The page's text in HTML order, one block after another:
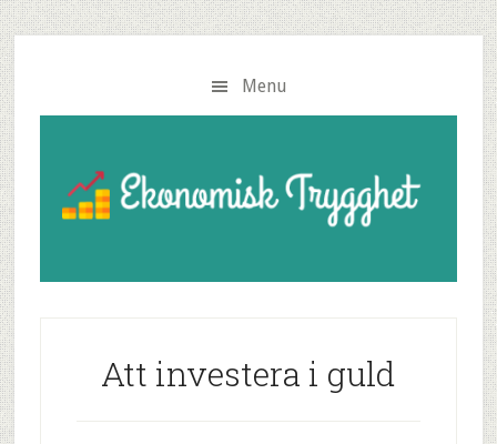
Menu
Att investera i guld